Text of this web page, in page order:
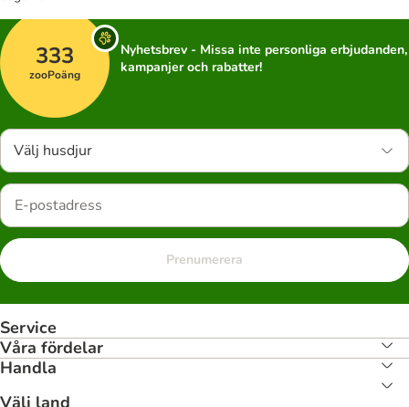
333
zooPoäng
Nyhetsbrev - Missa inte personliga erbjudanden,
kampanjer och rabatter!
Välj husdjur
Prenumerera
Service
Våra fördelar
Handla
Välj land